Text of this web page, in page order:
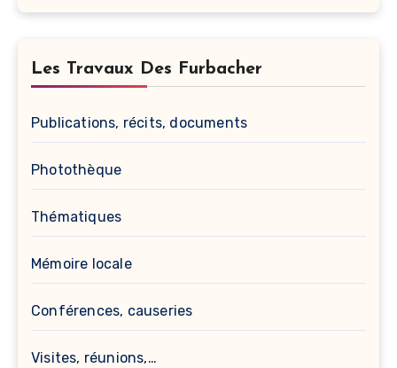
Les Travaux Des Furbacher
Publications, récits, documents
Photothèque
Thématiques
Mémoire locale
Conférences, causeries
Visites, réunions,…